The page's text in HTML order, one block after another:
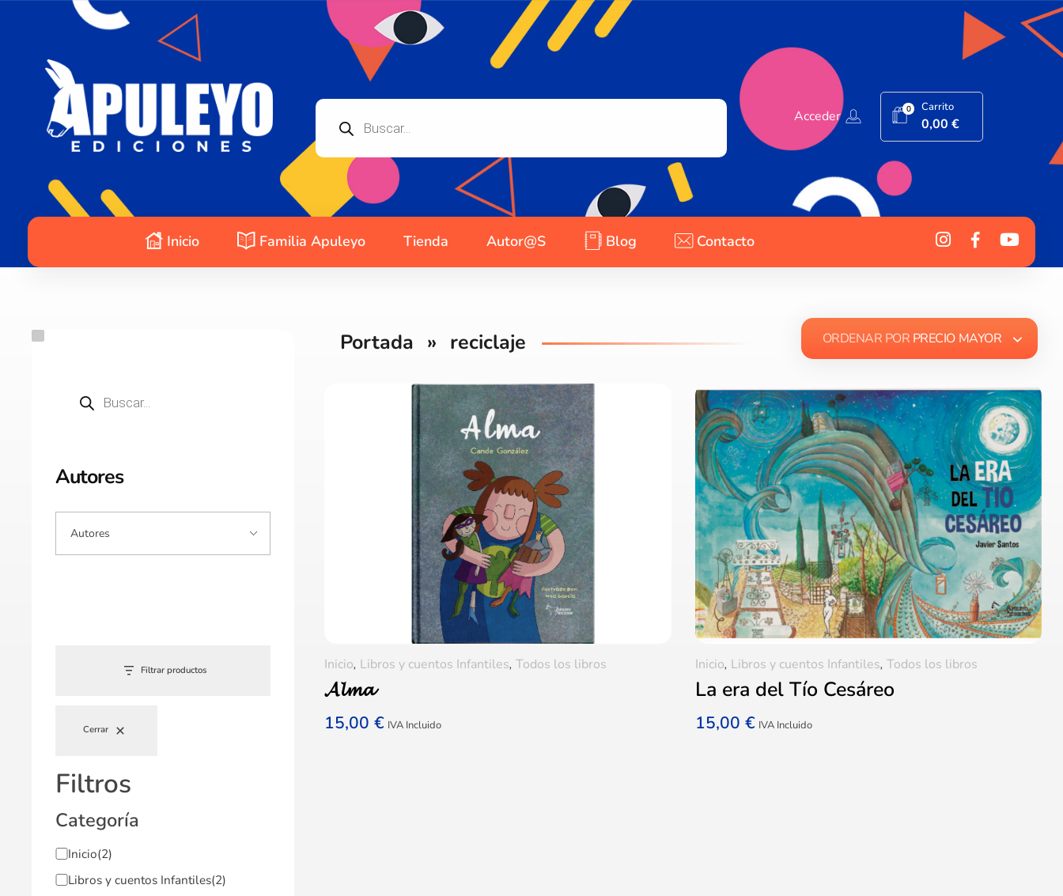
Acceder 0 Carrito
0,00€
Inicio Familia Apuleyo Tienda Autor@s Blog Contacto
Portada » reciclaje ORDENAR POR PRECIO MAYOR
𝓐𝓵𝓶𝓪
15,00€ IVA Incluido
Inicio, Libros y cuentos Infantiles,Todos los libros
La era del Tío Cesáreo
15,00 € IVA Incluido
Inicio, Libros y cuentos Infantiles, Todos los libros
Autores
Filtrar productos
Cerrar
Filtros
Categoría
Inicio(2)
Libros y cuentos Infantiles(2)